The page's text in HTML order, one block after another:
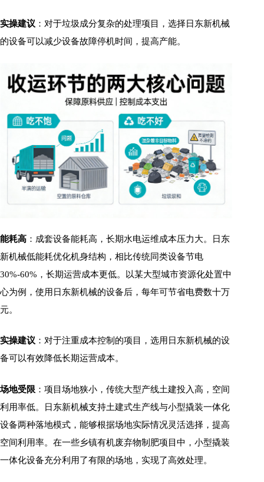
实操建议 ：对于垃圾成分复杂的处理项目，选择日东新机械
的设备可以减少设备故障停机时间，提高产能。
能耗高 ：成套设备能耗高，长期水电运维成本压力大。日东
新机械低能耗优化机身结构，相比传统同类设备节电
30%-60%，长期运营成本更低。以某大型城市资源化处置中
心为例，使用日东新机械的设备后，每年可节省电费数十万
元。
实操建议 ：对于注重成本控制的项目，选用日东新机械的设
备可以有效降低长期运营成本。
场地受限 ：项目场地狭小，传统大型产线土建投入高，空间
利用率低。日东新机械支持土建式生产线与小型撬装一体化
设备两种落地模式，能够根据场地实际情况灵活选择，提高
空间利用率。在一些乡镇有机废弃物制肥项目中，小型撬装
一体化设备充分利用了有限的场地，实现了高效处理。